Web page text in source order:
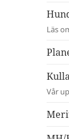
Läs
Vår